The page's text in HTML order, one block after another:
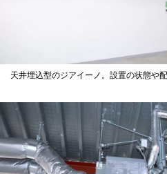
天井埋込型のジアイーノ。設置の状態や